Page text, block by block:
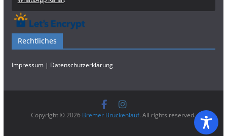
Rechtliches
Impressum| Datenschutzerklärung
Copyright © 2026 Bremer Brückenlauf. All rights reserved.